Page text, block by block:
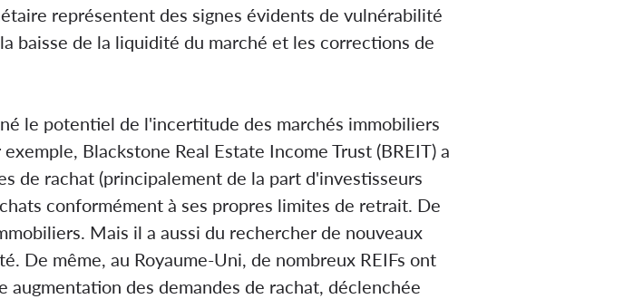
représentent des signes évidents de vulnérabilité
baisse de la liquidité du marché et les corrections de
le potentiel de l'incertitude des marchés immobiliers
Blackstone Real Estate Income Trust (BREIT) a
de rachat (principalement de la part d'investisseurs
conformément à ses propres limites de retrait. De
Mais il a aussi du rechercher de nouveaux
De même, au Royaume-Uni, de nombreux REIFs ont
des demandes de rachat, déclenchée